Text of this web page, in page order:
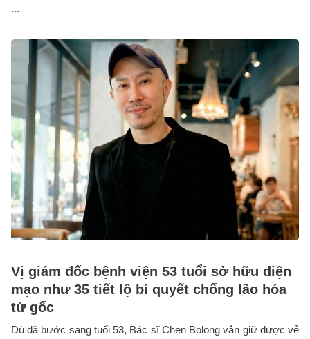
...
Vị giám đốc bệnh viện 53 tuổi sở hữu diện
mạo như 35 tiết lộ bí quyết chống lão hóa
từ gốc
Dù đã bước sang tuổi 53, Bác sĩ Chen Bolong vẫn giữ được vẻ